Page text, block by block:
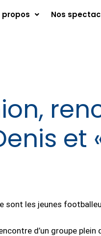
propos Nos
et
sont les jeunes
d’un groupe